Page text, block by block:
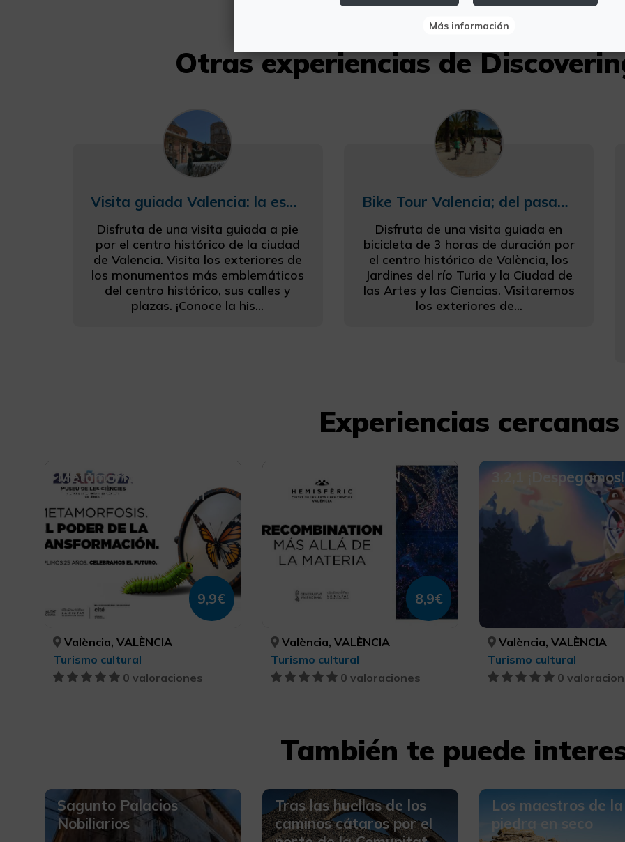
Otras experiencias de
Visita guiada Valencia: la esencia del centro histórico
Disfruta de una visita guiada a pie
por el centro histórico de la ciudad
de Valencia. Visita los exteriores de
los monumentos más emblemáticos
del centro histórico, sus calles y
plazas. ¡Conoce la his...
Bike Tour Valencia; del pasado al futuro
Disfruta de una visita guiada en
bicicleta de 3 horas de duración por
el centro histórico de València, los
Jardines del río Turia y la Ciudad de
las Artes y las Ciencias. Visitaremos
los exteriores de...
Experiencias cercanas
Metamorfosis. El Poder
de la Transformación
9,9€
València, VALÈNCIA
Turismo cultural
0 valoraciones
RECOMBINATION
8,9€
València, VALÈNCIA
Turismo cultural
0 valoraciones
3,2,1 ¡Despegamos!
València, VALÈNCIA
Turismo cultural
0
También te puede
Sagunto Palacios
Nobiliarios
Tras las huellas de los
caminos cátaros por el
Los maestros de la
piedra en seco
Más información